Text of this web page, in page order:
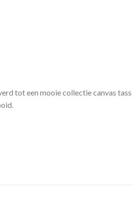
tot een mooie collectie canvas